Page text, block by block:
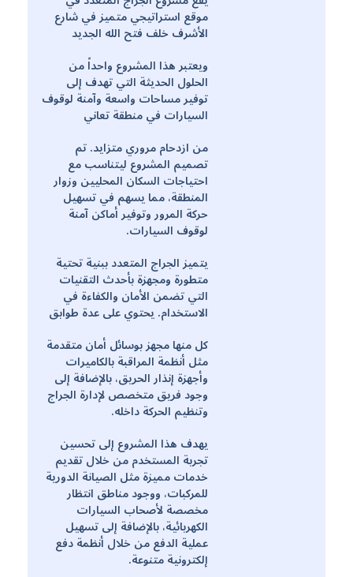
موقع استراتيجي متميز في شارع
الأشرف خلف فتح الله الجديد
ويعتبر هذا المشروع واحداً من
الحلول الحديثة التي تهدف إلى
توفير مساحات واسعة وآمنة لوقوف
السيارات في منطقة تعاني
من ازدحام مروري متزايد. تم
تصميم المشروع ليتناسب مع
احتياجات السكان المحليين وزوار
المنطقة، مما يسهم في تسهيل
حركة المرور وتوفير أماكن آمنة
لوقوف السيارات.
يتميز الجراج المتعدد ببنية تحتية
متطورة ومجهزة بأحدث التقنيات
التي تضمن الأمان والكفاءة في
الاستخدام. يحتوي على عدة طوابق
كل منها مجهز بوسائل أمان متقدمة
مثل أنظمة المراقبة بالكاميرات
وأجهزة إنذار الحريق، بالإضافة إلى
وجود فريق متخصص لإدارة الجراج
وتنظيم الحركة داخله.
يهدف هذا المشروع إلى تحسين
تجربة المستخدم من خلال تقديم
خدمات مميزة مثل الصيانة الدورية
للمركبات، ووجود مناطق انتظار
مخصصة لأصحاب السيارات
الكهربائية، بالإضافة إلى تسهيل
عملية الدفع من خلال أنظمة دفع
إلكترونية متنوعة.